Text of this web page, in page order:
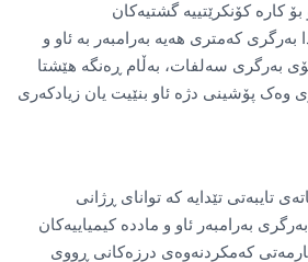
کارە کۆنکرێتییە گشتیەکان
بەرگری کەمتری هەیە بەرامبەر بە ئاو و
بەرگری سەلفات، بەڵام ڕەنگە هێشتا
وەک پۆشینی دژە ئاو بنێیت یان زیادکەری
تایبەتی تێدایە کە توانای ڕژانی
بەرامبەر ئاو و ماددە کیمیاییەکان
کەمکردنەوەی درزەکانی ڕووی